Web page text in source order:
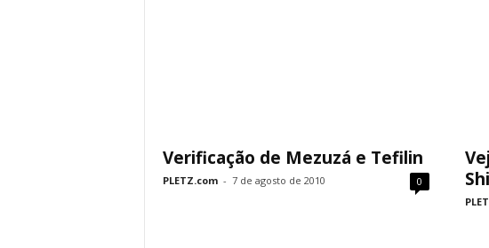
Verificação de Mezuzá e Tefilin
PLETZ.com - 7 de agosto de 2010 0